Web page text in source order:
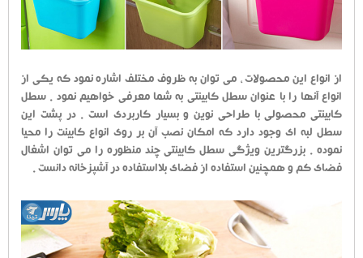
از انواع این محصولات ، می توان به ظروف مختلف اشاره نمود که یکی از
انواع آنها را با عنوان سطل کابینتی به شما معرفی خواهیم نمود . سطل
کابینتی محصولی با طراحی نوین و بسیار کاربردی است . در پشت این
سطل لبه ای وجود دارد که امکان نصب آن بر روی انواع کابینت را محیا
نموده . بزرگترین ویژگی سطل کابینتی چند منظوره را می توان اشغال
فضای کم و همچنین استفاده از فضای بلااستفاده در آشپزخانه دانست .